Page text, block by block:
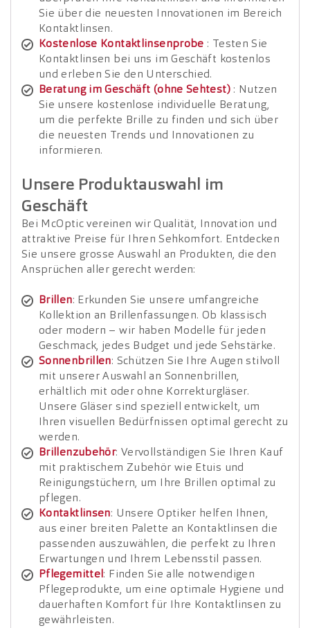
Sie über die neuesten Innovationen im Bereich
Kontaktlinsen.
Kostenlose Kontaktlinsenprobe : Testen Sie
Kontaktlinsen bei uns im Geschäft kostenlos
und erleben Sie den Unterschied.
Beratung im Geschäft (ohne Sehtest): Nutzen
Sie unsere kostenlose individuelle Beratung,
um die perfekte Brille zu finden und sich über
die neuesten Trends und Innovationen zu
informieren.
Unsere Produktauswahl im
Geschäft
Bei McOptic vereinen wir Qualität, Innovation und
attraktive Preise für Ihren Sehkomfort. Entdecken
Sie unsere grosse Auswahl an Produkten, die den
Ansprüchen aller gerecht werden:
Brillen: Erkunden Sie unsere umfangreiche
Kollektion an Brillenfassungen. Ob klassisch
oder modern – wir haben Modelle für jeden
Geschmack, jedes Budget und jede Sehstärke.
Sonnenbrillen: Schützen Sie Ihre Augen stilvoll
mit unserer Auswahl an Sonnenbrillen,
erhältlich mit oder ohne Korrekturgläser.
Unsere Gläser sind speziell entwickelt, um
Ihren visuellen Bedürfnissen optimal gerecht zu
werden.
Brillenzubehör: Vervollständigen Sie Ihren Kauf
mit praktischem Zubehör wie Etuis und
Reinigungstüchern, um Ihre Brillen optimal zu
pflegen.
Kontaktlinsen: Unsere Optiker helfen Ihnen,
aus einer breiten Palette an Kontaktlinsen die
passenden auszuwählen, die perfekt zu Ihren
Erwartungen und Ihrem Lebensstil passen.
Pflegemittel: Finden Sie alle notwendigen
Pflegeprodukte, um eine optimale Hygiene und
dauerhaften Komfort für Ihre Kontaktlinsen zu
gewährleisten.